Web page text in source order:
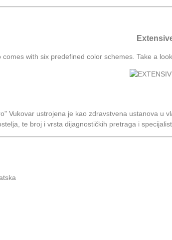
comes with six predefined color schemes. Take a
Vukovar ustrojena je kao zdravstvena ustanova
te broj i vrsta dijagnostičkih pretraga i